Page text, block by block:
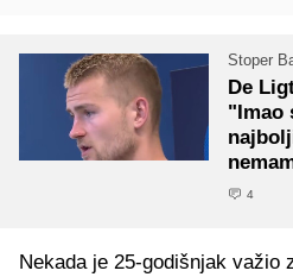
Stoper
De
"Imao
4
Nekada je 25-godišnjak važio